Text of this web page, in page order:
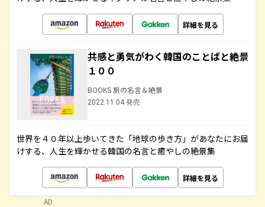
詳細を見る
共感と勇気がわく韓国のことばと絶景
１００
BOOKS 旅の名言＆絶景
2022.11.04 発売
世界を４０年以上歩いてきた「地球の歩き方」があなたにお届
けする、人生を輝かせる韓国の名言と癒やしの絶景集
詳細を見る
AD